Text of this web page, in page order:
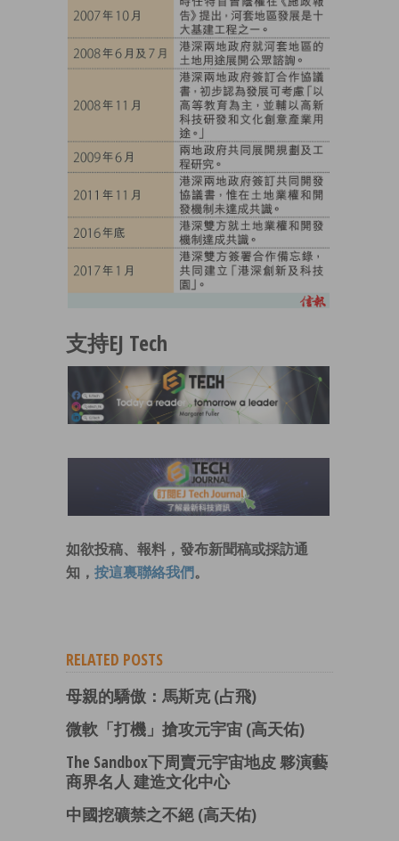
支持EJ Tech
如欲投稿、報料，發布新聞稿或採訪通
知， 按這裏聯絡我們 。
RELATED POSTS
母親的驕傲：馬斯克 (占飛)
微軟「打機」搶攻元宇宙 (高天佑)
The Sandbox下周賣元宇宙地皮 夥演藝
商界名人 建造文化中心
中國挖礦禁之不絕 (高天佑)